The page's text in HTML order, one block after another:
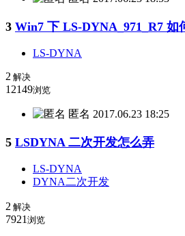
3 Win7 下 LS-DYNA_971_R7 如
LS-DYNA
2 解决
12149浏览
匿名 2017.06.23 18:25
5 LSDYNA 二次开发怎么弄
LS-DYNA
DYNA二次开发
2 解决
7921 浏览